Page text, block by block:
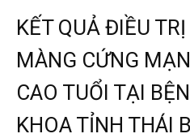
KẾT QUẢ ĐIỀU
MÀNG CỨNG
CAO TUỔI TẠI
KHOA TỈNH THÁI